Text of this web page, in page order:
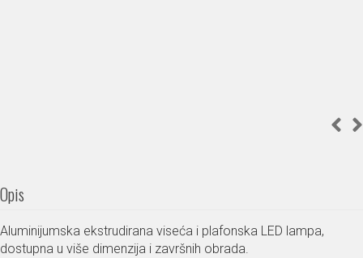
Opis
Aluminijumska ekstrudirana viseća i plafonska LED lampa,
dostupna u više dimenzija i završnih obrada.